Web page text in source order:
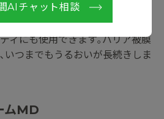
間キープ
ィにも使用できます｡バリア被膜
いつまでもうるおいが長続きしま
ムMD
AIチャット相談